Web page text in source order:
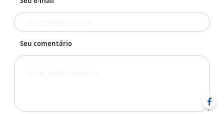
Seu comentário